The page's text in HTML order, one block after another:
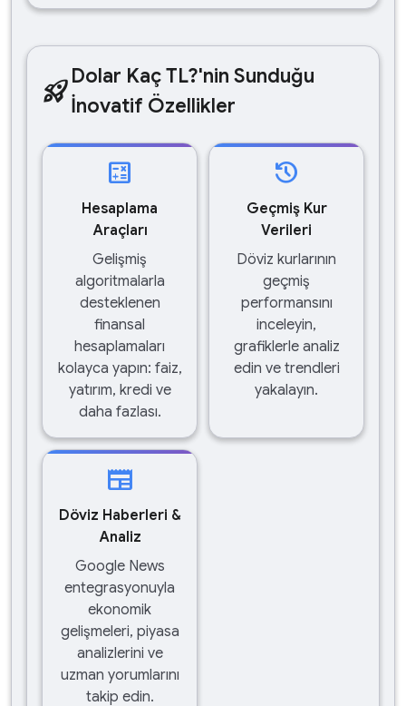
rocket_launchDolar Kaç TL?'nin Sunduğu
İnovatif Özellikler
calculate
Hesaplama
Araçları
Gelişmiş
algoritmalarla
desteklenen
finansal
hesaplamaları
kolayca yapın: faiz,
yatırım, kredi ve
daha fazlası.
history
Geçmiş Kur
Verileri
Döviz kurlarının
geçmiş
performansını
inceleyin,
grafiklerle analiz
edin ve trendleri
yakalayın.
newspaper
Döviz Haberleri &
Analiz
Google News
entegrasyonuyla
ekonomik
gelişmeleri, piyasa
analizlerini ve
uzman yorumlarını
takip edin.